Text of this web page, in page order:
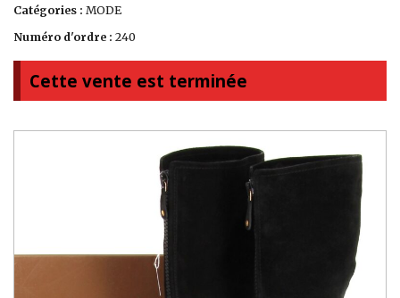
Catégories : MODE
Numéro d'ordre : 240
Cette vente est terminée